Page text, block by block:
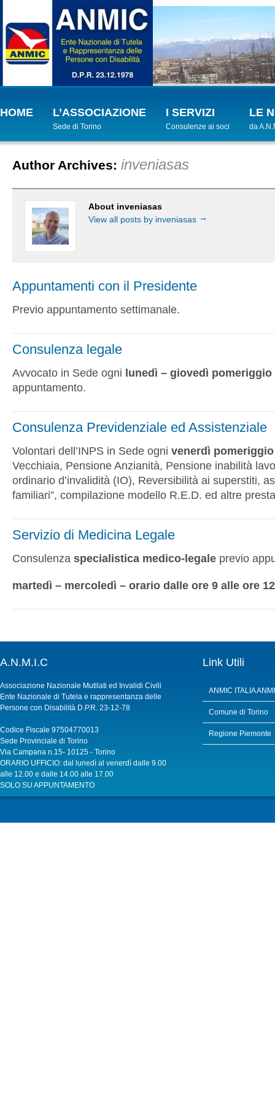
HOME L’ASSOCIAZIONE
Sede di Torino
I SERVIZI
Consulenze ai soci
LE
da
Author Archives: inveniasas
About inveniasas
View all posts by inveniasas →
Appuntamenti con il Presidente
Previo appuntamento settimanale.
Consulenza legale
Avvocato in Sede ogni lunedì – giovedì pomeriggio
appuntamento.
Consulenza Previdenziale ed Assistenziale
Volontari dell’INPS in Sede ogni venerdì pomeriggio
Vecchiaia, Pensione Anzianità, Pensione inabilità
ordinario d’invalidità (IO), Reversibilità ai superstiti,
familiari”, compilazione modello R.E.D. ed altre
Servizio di Medicina Legale
Consulenza specialistica medico-legale previo
martedì – mercoledì – orario dalle ore 9 alle ore 12
A.N.M.I.C
Associazione Nazionale Mutilati ed Invalidi Civili
Ente Nazionale di Tutela e rappresentanza delle
Persone con Disabilità D.P.R. 23-12-78
Codice Fiscale 97504770013
Sede Provinciale di Torino
Via Campana n.15- 10125 - Torino
ORARIO UFFICIO: dal lunedì al venerdì dalle 9.00
alle 12.00 e dalle 14.00 alle 17.00
SOLO SU APPUNTAMENTO
Link Utili
ANMIC ITALIA
Comune di Torino
Regione Piemonte